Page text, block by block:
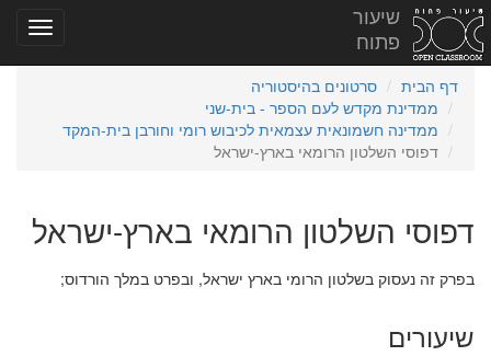
שיעור
פתוח
דף הבית
סרטונים בהיסטוריה
ממדינת מקדש לעם הספר - בית-שני
ממדינה חשמונאית עצמאית לכיבוש רומי וחורבן בית-המקד
דפוסי השלטון הרומאי בארץ-ישראל
דפוסי השלטון הרומאי בארץ-ישראל
בפרק זה נעסוק בשלטון הרומי בארץ ישראל, ובפרט במלך הורדוס;
שיעורים